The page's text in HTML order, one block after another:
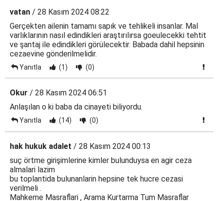
vatan / 28 Kasım 2024 08:22
Gerçekten ailenin tamamı sapık ve tehlikeli insanlar. Mal
varlıklarının nasıl edindikleri araştırılırsa goeulecekki tehtit
ve şantaj ile edindikleri görülecektir. Babada dahil hepsinin
cezaevine gönderilmelidir.
Yanıtla (1) (0)
Okur / 28 Kasım 2024 06:51
Anlaşılan o ki baba da cinayeti biliyordu.
Yanıtla (14) (0)
hak hukuk adalet / 28 Kasım 2024 00:13
suç örtme girişimlerine kimler bulunduysa en agir ceza
almalari lazim
bu toplantida bulunanlarin hepsine tek hucre cezasi
verilmeli .
Mahkeme Masraflari , Arama Kurtarma Tum Masraflar